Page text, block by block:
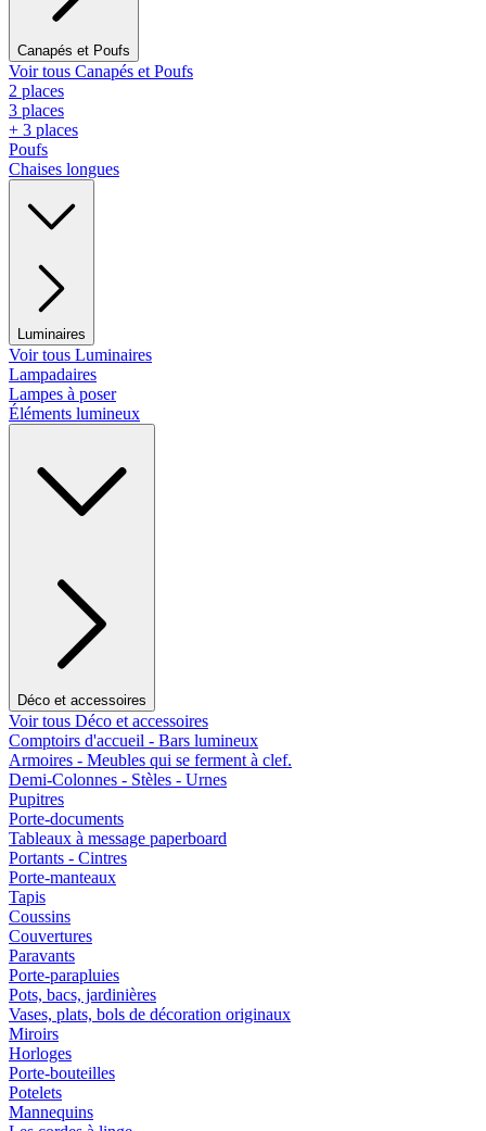
Canapés et Poufs
Voir tous Canapés et Poufs
2 places
3 places
+ 3 places
Poufs
Chaises longues
Luminaires
Voir tous Luminaires
Lampadaires
Lampes à poser
Éléments lumineux
Déco et accessoires
Voir tous Déco et accessoires
Comptoirs d'accueil - Bars lumineux
Armoires - Meubles qui se ferment à clef.
Demi-Colonnes - Stèles - Urnes
Pupitres
Porte-documents
Tableaux à message paperboard
Portants - Cintres
Porte-manteaux
Tapis
Coussins
Couvertures
Paravants
Porte-parapluies
Pots, bacs, jardinières
Vases, plats, bols de décoration originaux
Miroirs
Horloges
Porte-bouteilles
Potelets
Mannequins